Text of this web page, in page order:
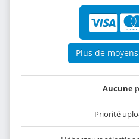
Plus de
Aucune
Priorité